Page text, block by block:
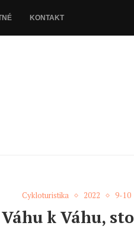
KONTAKT
Cykloturistika 2022 9-10
Váhu k Váhu,